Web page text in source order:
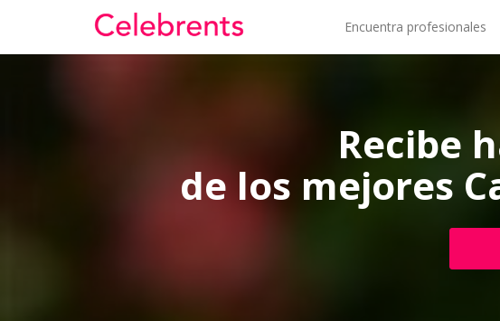
Encuentra profesionales
Recibe
de los mejores